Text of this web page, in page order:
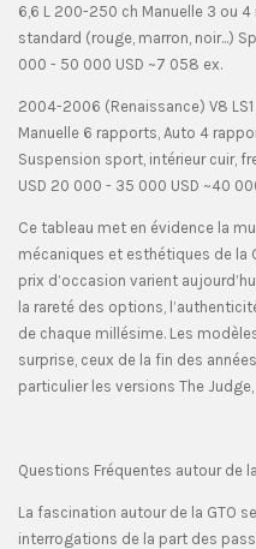
6,6 L 200-250 ch Manuelle 3 ou
standard (rouge, marron, noir...)
000 - 50 000 USD ~7 058 ex.
2004-2006 (Renaissance) V8
Manuelle 6 rapports, Auto 4
Suspension sport, intérieur cuir,
USD 20 000 - 35 000 USD ~40
Ce tableau met en évidence la
mécaniques et esthétiques de la
prix d’occasion varient
la rareté des options,
de chaque millésime. Les
surprise, ceux de la fin des
particulier les versions The Judge,
Questions Fréquentes autour de
La fascination autour de la GTO
interrogations de la part des